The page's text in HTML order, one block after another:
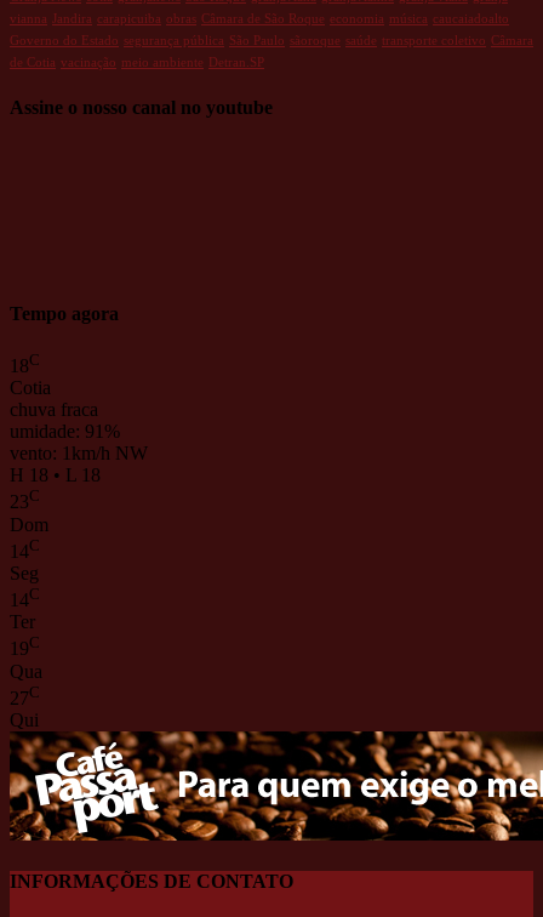
vianna
Jandira carapicuiba obras Câmara de São Roque economia música caucaiadoalto
Governo do Estado segurança pública São Paulo sãoroque saúde transporte coletivo Câmara
de Cotia vacinação meio ambiente Detran.SP
Assine o nosso canal no youtube
Tempo agora
18C
Cotia
chuva fraca
umidade: 91%
vento: 1km/h NW
H 18 • L 18
23C
Dom
14C
Seg
14C
Ter
19C
Qua
27C
Qui
INFORMAÇÕES DE CONTATO